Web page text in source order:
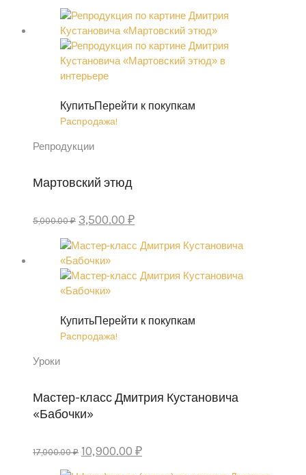
составляла
5,000.00 ₽.
3,500.00 ₽.
КупитьПерейти к покупкам
Распродажа!
Репродукции
Мартовский этюд
5,000.00 ₽ Первоначальная
составляла
5,000.00 ₽.
3,500.00 ₽Текущая
3,500.00 ₽.
КупитьПерейти к покупкам
Распродажа!
Уроки
Мастер-класс Дмитрия Кустановича
«Бабочки»
17,000.00 ₽ Первоначальная
10,900.00 ₽Текущая